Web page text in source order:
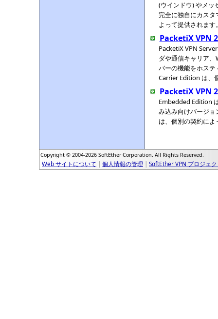
(ウインドウ) やメッ
完全に独自にカス
よって提供されます
PacketiX VPN
PacketiX VPN
ダや通信キャリア
バーの機能をホス
Carrier Edition は、
PacketiX VPN
Embedded Edition
み込み向けバージョ
は、個別の契約に
Copyright © 2004-2026 SoftEther Corporation. All Rights Reserved.
Web サイトについて | 個人情報の管理 | SoftEther VPN プロジェ